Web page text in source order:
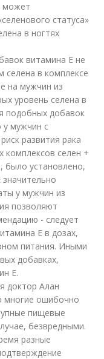
может
статуса»
в ногтях
витамина Е не
селена в комплексе
на мужчин из
уровень селена в
подобных добавок
у мужчин с
развития рака
комплексов селен +
было установлено,
у мужчин из
позволяют
- следует
Е в дозах,
питания. Иными
добавках,
Е.
доктор Алан
многие ошибочно
пищевые
безвредными.
разные